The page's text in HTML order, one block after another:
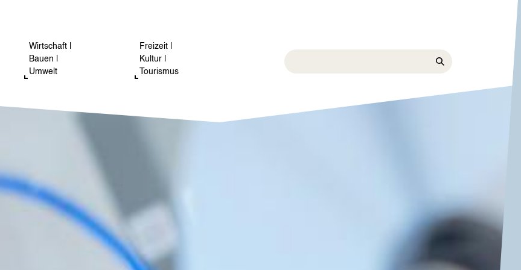
Wirtschaft |
Bauen |
Umwelt
Freizeit |
Kultur |
Tourismus